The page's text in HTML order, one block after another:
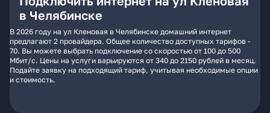
в Челябинске
В 2026 году на ул Кленовая в Челябинске домашний интернет
предлагают 2 провайдера. Общее количество доступных тарифов -
70. Вы можете выбрать подключение со скоростью от 100 до 500
Мбит/с. Цены на услуги варьируются от 340 до 2150 рублей в месяц.
Подайте заявку на подходящий тариф, учитывая необходимые опции
и стоимость.